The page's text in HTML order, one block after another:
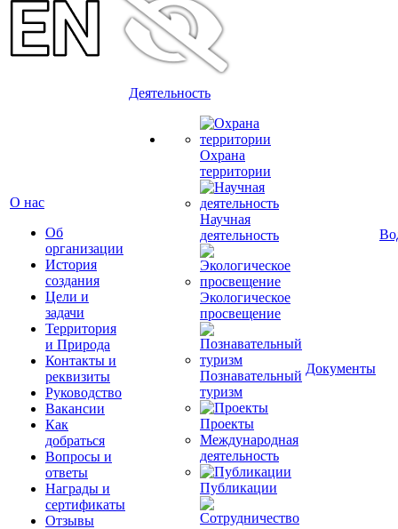
О нас
Об
организации
История
создания
Цели и
задачи
Территория
и Природа
Контакты и
реквизиты
Руководство
Вакансии
Как
добраться
Вопросы и
ответы
Награды и
сертификаты
Отзывы
Деятельность
Охрана
территории
Научная
деятельность
Экологическое
просвещение
Познавательный
туризм
Проекты
Международная
деятельность
Публикации
Документы